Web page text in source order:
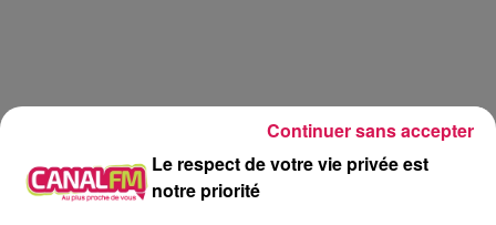
Le respect de votre vie privée est
notre priorité
Continuer sans accepter